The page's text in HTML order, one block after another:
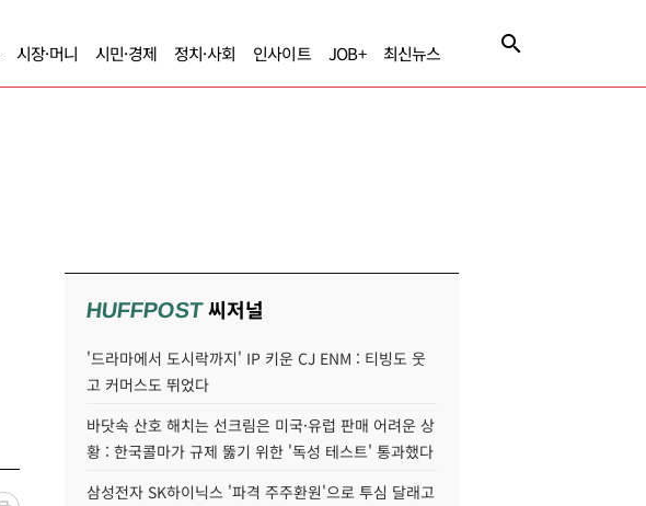
시장·머니 시민·경제 정치·사회 인사이트 JOB+ 최신뉴스
HUFFPOST씨저널
'드라마에서 도시락까지' IP 키운 CJ ENM : 티빙도 웃
고 커머스도 뛰었다
바닷속 산호 해치는 선크림은 미국·유럽 판매 어려운 상
황 : 한국콜마가 규제 뚫기 위한 '독성 테스트' 통과했다
삼성전자 SK하이닉스 '파격 주주환원'으로 투심 달래고